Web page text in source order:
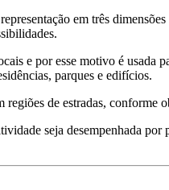
em três
e por esse motivo é
parques e edifícios.
de estradas, conforme
seja desempenhada